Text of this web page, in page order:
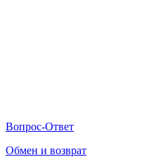
Вопрос-Ответ
Обмен и возврат